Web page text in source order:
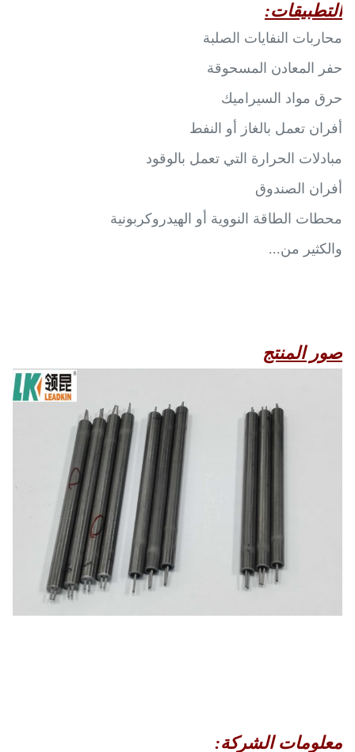
التطبيقات:
محاربات النفايات الصلبة
حفر المعادن المسحوقة
حرق مواد السيراميك
أفران تعمل بالغاز أو النفط
مبادلات الحرارة التي تعمل بالوقود
أفران الصندوق
محطات الطاقة النووية أو الهيدروكربونية
والكثير من...
صور المنتج
معلومات الشركة: